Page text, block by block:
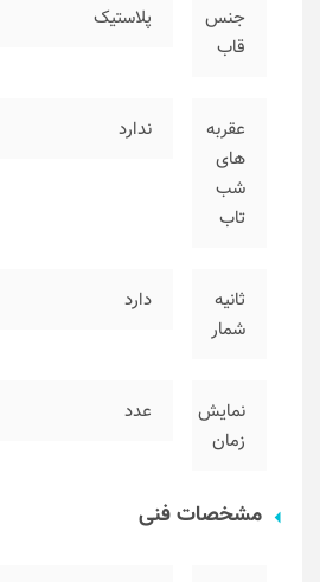
جنس
قاب
پلاستیک
عقربه
های
شب
تاب
ندارد
ثانیه
شمار
دارد
نمایش
زمان
عدد
مشخصات فنی